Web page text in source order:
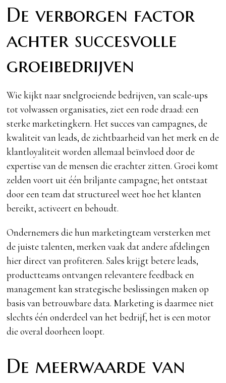
De verborgen factor
achter succesvolle
groeibedrijven
Wie kijkt naar snelgroeiende bedrijven, van scale-ups
tot volwassen organisaties, ziet een rode draad: een
sterke marketingkern. Het succes van campagnes, de
kwaliteit van leads, de zichtbaarheid van het merk en de
klantloyaliteit worden allemaal beïnvloed door de
expertise van de mensen die erachter zitten. Groei komt
zelden voort uit één briljante campagne; het ontstaat
door een team dat structureel weet hoe het klanten
bereikt, activeert en behoudt.
Ondernemers die hun marketingteam versterken met
de juiste talenten, merken vaak dat andere afdelingen
hier direct van profiteren. Sales krijgt betere leads,
productteams ontvangen relevantere feedback en
management kan strategische beslissingen maken op
basis van betrouwbare data. Marketing is daarmee niet
slechts één onderdeel van het bedrijf, het is een motor
die overal doorheen loopt.
De meerwaarde van